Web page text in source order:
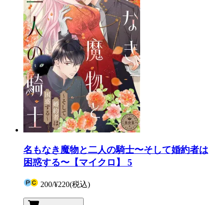
名もなき魔物と二人の騎士〜そして婚約者は
困惑する〜【マイクロ】 5
200/¥220(税込)